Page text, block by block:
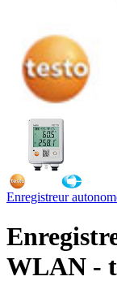
Enregistreur
WLAN -